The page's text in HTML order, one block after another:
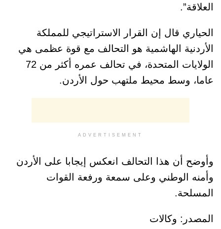
العلاقة”.
الحياري قال إن القرار الاستراتيجي للمملكة
الأردنية الهاشمية هو التحالف مع قوة عظمى هي
الولايات المتحدة، في تحالف عمره أكثر من 72
عاما، وسط محيط ملتهب حول الأردن.
ADVERTISEMENT
وأوضح أن هذا التحالف انعكس إيجابا على الأردن
وأمنه الوطني وعلى سمعة ورفعة القوات
المسلحة.
المصدر: وكالات